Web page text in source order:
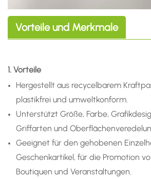
Vorteile und Merkmale
1. Vorteile
Hergestellt aus recycelbarem
plastikfrei und umweltkonform.
Unterstützt Größe, Farbe,
Griffarten und
Geeignet für den gehobenen
Geschenkartikel, für die Promotion
Boutiquen und Veranstaltungen.